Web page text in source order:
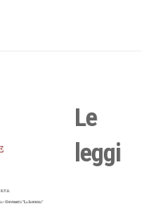
Le
leggi